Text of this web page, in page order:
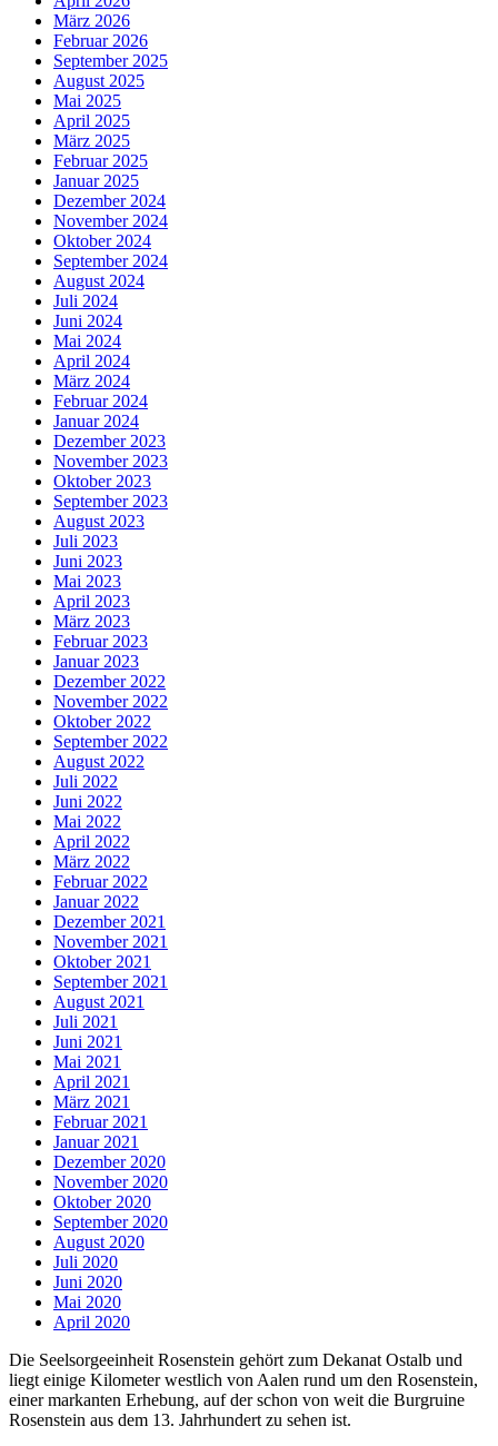
März 2026
Februar 2026
September 2025
August 2025
Mai 2025
April 2025
März 2025
Februar 2025
Januar 2025
Dezember 2024
November 2024
Oktober 2024
September 2024
August 2024
Juli 2024
Juni 2024
Mai 2024
April 2024
März 2024
Februar 2024
Januar 2024
Dezember 2023
November 2023
Oktober 2023
September 2023
August 2023
Juli 2023
Juni 2023
Mai 2023
April 2023
März 2023
Februar 2023
Januar 2023
Dezember 2022
November 2022
Oktober 2022
September 2022
August 2022
Juli 2022
Juni 2022
Mai 2022
April 2022
März 2022
Februar 2022
Januar 2022
Dezember 2021
November 2021
Oktober 2021
September 2021
August 2021
Juli 2021
Juni 2021
Mai 2021
April 2021
März 2021
Februar 2021
Januar 2021
Dezember 2020
November 2020
Oktober 2020
September 2020
August 2020
Juli 2020
Juni 2020
Mai 2020
April 2020
Die Seelsorgeeinheit Rosenstein gehört zum Dekanat Ostalb und
liegt einige Kilometer westlich von Aalen rund um den Rosenstein,
einer markanten Erhebung, auf der schon von weit die Burgruine
Rosenstein aus dem 13. Jahrhundert zu sehen ist.